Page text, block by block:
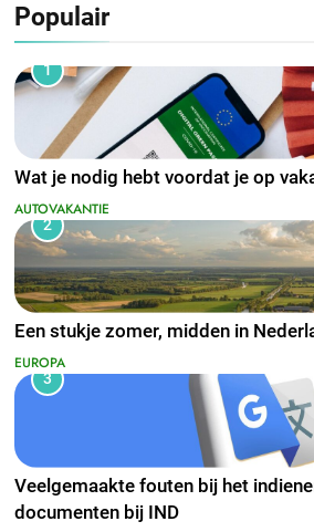
Populair
1
Wat je nodig hebt voordat je op
AUTOVAKANTIE
2
Een stukje zomer, midden in
EUROPA
3
Veelgemaakte fouten bij het
documenten bij IND